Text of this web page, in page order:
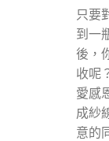
只要
到一
後，
收呢
愛感
成紗
意的